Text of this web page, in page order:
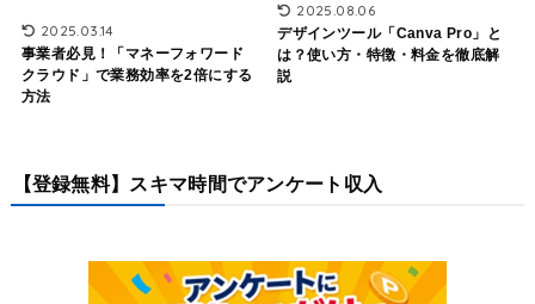
2025.03.14
事業者必見！「マネーフォワード
クラウド」で業務効率を2倍にする
方法
2025.08.06
デザインツール「Canva Pro」と
は？使い方・特徴・料金を徹底解
説
【登録無料】スキマ時間でアンケート収入